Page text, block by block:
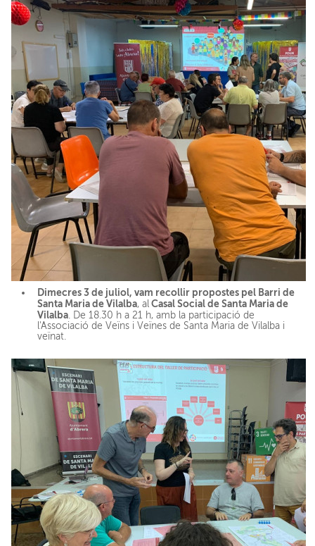
Dimecres 3 de juliol, vam recollir propostes pel Barri de
Santa Maria de Vilalba, al Casal Social de Santa Maria de
Vilalba. De 18.30 h a 21 h, amb la participació de
l'Associació de Veïns i Veïnes de Santa Maria de Vilalba i
veïnat.